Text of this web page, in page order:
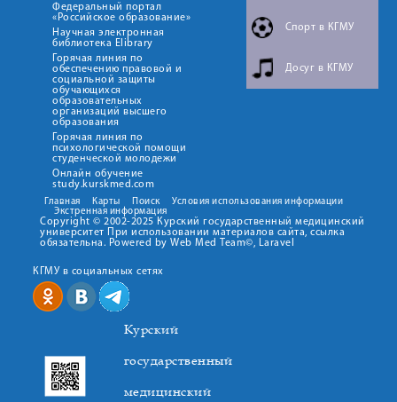
Федеральный портал
«Российское образование»
Научная электронная
библиотека Elibrary
Горячая линия по
обеспечению правовой и
социальной защиты
обучающихся
образовательных
организаций высшего
образования
Горячая линия по
психологической помощи
студенческой молодежи
Онлайн обучение
study.kurskmed.com
Спорт в КГМУ
Досуг в КГМУ
Главная Карты Поиск
Условия использования информации
Экстренная информация
Copyright © 2002-2025 Курский государственный медицинский
университет При использовании материалов сайта, ссылка
обязательна. Powered by Web Med Team©, Laravel
КГМУ в социальных сетях
Курский
государственный
медицинский